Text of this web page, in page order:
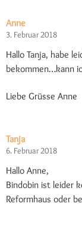
Anne
3. Februar 2018
Hallo Tanja, habe
bekommen…kann
Liebe Grüsse Anne
Tanja
6. Februar 2018
Hallo Anne,
Bindobin ist leider
Reformhaus oder